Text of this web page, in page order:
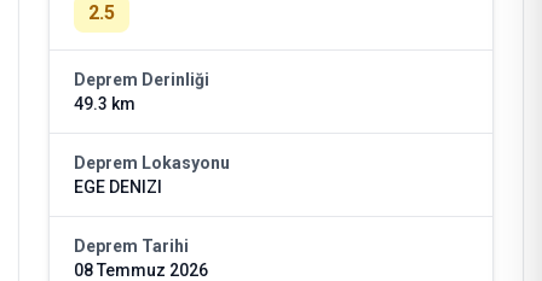
2.5
Deprem Derinliği
49.3 km
Deprem Lokasyonu
EGE DENIZI
Deprem Tarihi
08 Temmuz 2026